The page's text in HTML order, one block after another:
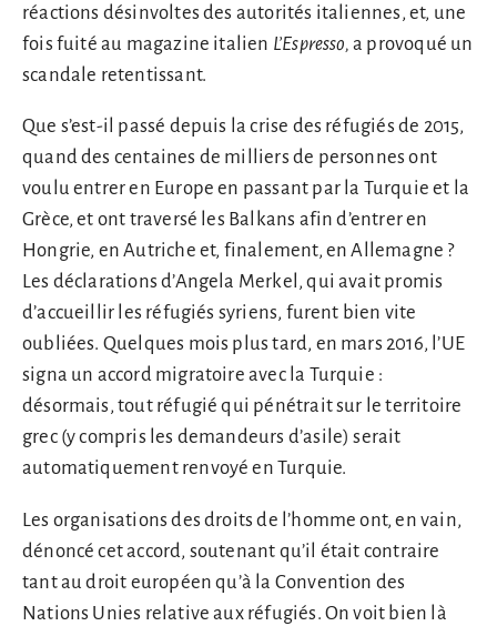
réactions désinvoltes des autorités italiennes, et, une
fois fuité au magazine italien L’Espresso,a provoqué un
scandale retentissant.
Que s’est-il passé depuis la crise des réfugiés de 2015,
quand des centaines de milliers de personnes ont
voulu entrer en Europe en passant par la Turquie et la
Grèce, et ont traversé les Balkans afin d’entrer en
Hongrie, en Autriche et, finalement, en Allemagne ?
Les déclarations d’Angela Merkel, qui avait promis
d’accueillir les réfugiés syriens, furent bien vite
oubliées. Quelques mois plus tard, en mars 2016, l’UE
signa un accord migratoire avec la Turquie :
désormais, tout réfugié qui pénétrait sur le territoire
grec (y compris les demandeurs d’asile) serait
automatiquement renvoyé en Turquie.
Les organisations des droits de l’homme ont, en vain,
dénoncé cet accord, soutenant qu’il était contraire
tant au droit européen qu’à la Convention des
Nations Unies relative aux réfugiés. On voit bien là